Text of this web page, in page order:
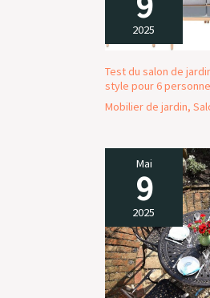
répondrons
2025
Test du salon de
style pour 6
Mobilier de jardin,
Mai
9
2025